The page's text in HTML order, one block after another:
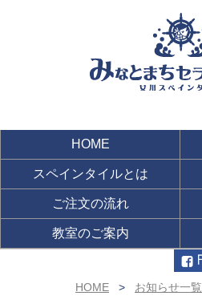
HOME
スペインタイルとは
ご注文の流れ
教室のご案内
HOME お知らせ一覧